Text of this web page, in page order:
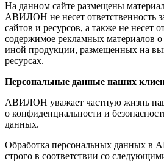
На данном сайте размещены
АВИЛОН не несет ответственность
сайтов и ресурсов, а также не несет
содержимое рекламных материалов о
иной продукции, размещенных на
ресурсах.
Персональные данные наших
АВИЛОН уважает частную жизнь
о конфиденциальности и
данных.
Обработка персональных данных в
строго в соответствии со